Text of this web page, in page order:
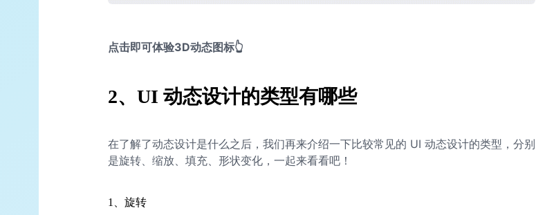
点击即可体验3D动态图标👆
2、UI 动态设计的类型有哪些
在了解了动态设计是什么之后，我们再来介绍一下比较常见的 UI 动态设计的类型，分别
是旋转、缩放、填充、形状变化，一起来看看吧！
1、旋转